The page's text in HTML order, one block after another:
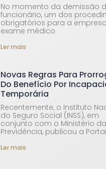
No momento da demissão
funcionário, um dos
obrigatórios para a
exame médico
Ler mais
Novas Regras Para
Do Benefício Por
Temporária
Recentemente, o Instituto
do Seguro Social (INSS), em
conjunto com o Ministério da
Previdência, publicou a
Ler mais